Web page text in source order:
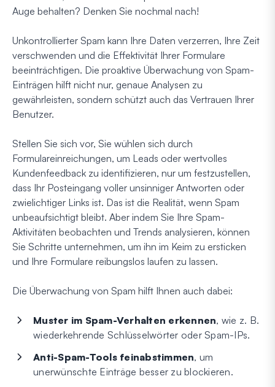
Auge behalten? Denken Sie nochmal nach!
Unkontrollierter Spam kann Ihre Daten verzerren, Ihre Zeit
verschwenden und die Effektivität Ihrer Formulare
beeinträchtigen. Die proaktive Überwachung von Spam-
Einträgen hilft nicht nur, genaue Analysen zu
gewährleisten, sondern schützt auch das Vertrauen Ihrer
Benutzer.
Stellen Sie sich vor, Sie wühlen sich durch
Formulareinreichungen, um Leads oder wertvolles
Kundenfeedback zu identifizieren, nur um festzustellen,
dass Ihr Posteingang voller unsinniger Antworten oder
zwielichtiger Links ist. Das ist die Realität, wenn Spam
unbeaufsichtigt bleibt. Aber indem Sie Ihre Spam-
Aktivitäten beobachten und Trends analysieren, können
Sie Schritte unternehmen, um ihn im Keim zu ersticken
und Ihre Formulare reibungslos laufen zu lassen.
Die Überwachung von Spam hilft Ihnen auch dabei:
Muster im Spam-Verhalten erkennen, wie z. B.
wiederkehrende Schlüsselwörter oder Spam-IPs.
Anti-Spam-Tools feinabstimmen, um
unerwünschte Einträge besser zu blockieren.